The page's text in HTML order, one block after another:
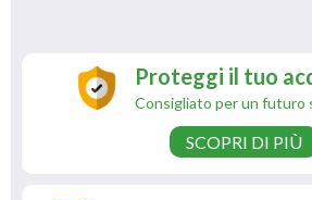
Proteggi il tuo
Consigliato per un futuro
SCOPRI DI PIÙ